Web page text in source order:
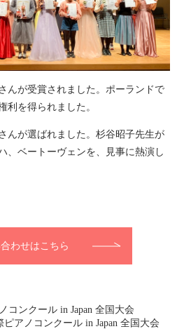
んが受賞されました。ポーランドで
利を得られました。
んが選ばれました。杉谷昭子先生が
、ベートーヴェンを、見事に熱演し
わせはこちら
コンクール in Japan 全国大会
アノコンクール in Japan 全国大会